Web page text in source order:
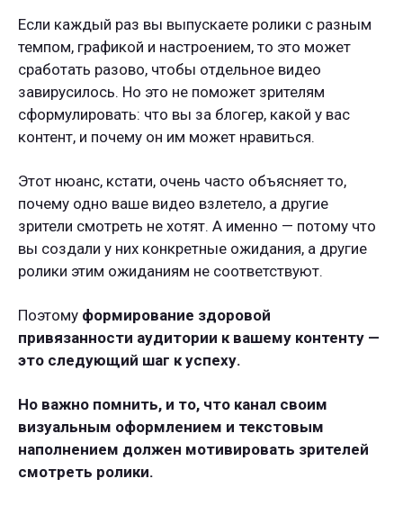
Если каждый раз вы выпускаете ролики с разным
темпом, графикой и настроением, то это может
сработать разово, чтобы отдельное видео
завирусилось. Но это не поможет зрителям
сформулировать: что вы за блогер, какой у вас
контент, и почему он им может нравиться.
Этот нюанс, кстати, очень часто объясняет то,
почему одно ваше видео взлетело, а другие
зрители смотреть не хотят. А именно — потому что
вы создали у них конкретные ожидания, а другие
ролики этим ожиданиям не соответствуют.
Поэтому формирование здоровой
привязанности аудитории к вашему контенту —
это следующий шаг к успеху.
Но важно помнить, и то, что канал своим
визуальным оформлением и текстовым
наполнением должен мотивировать зрителей
смотреть ролики.